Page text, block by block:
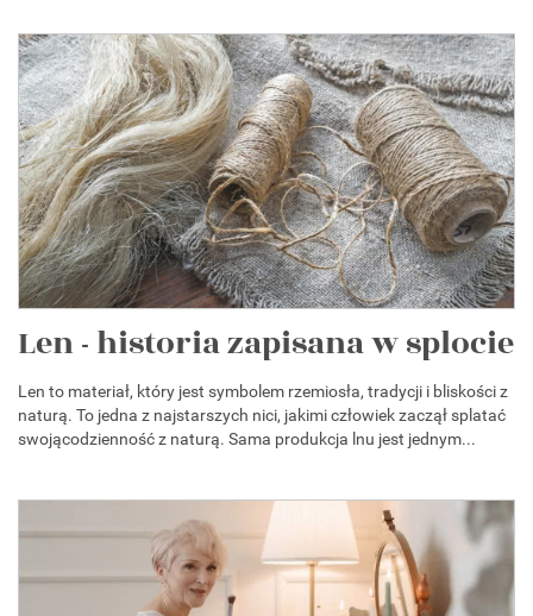
Len - historia zapisana w splocie
Len to materiał, który jest symbolem rzemiosła, tradycji i bliskości z
naturą. To jedna z najstarszych nici, jakimi człowiek zaczął splatać
swojącodzienność z naturą. Sama produkcja lnu jest jednym...